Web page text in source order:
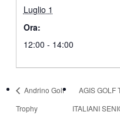
Luglio 1
Ora:
12:00 - 14:00
Andrino Golf
Trophy
AGIS GOLF
ITALIANI